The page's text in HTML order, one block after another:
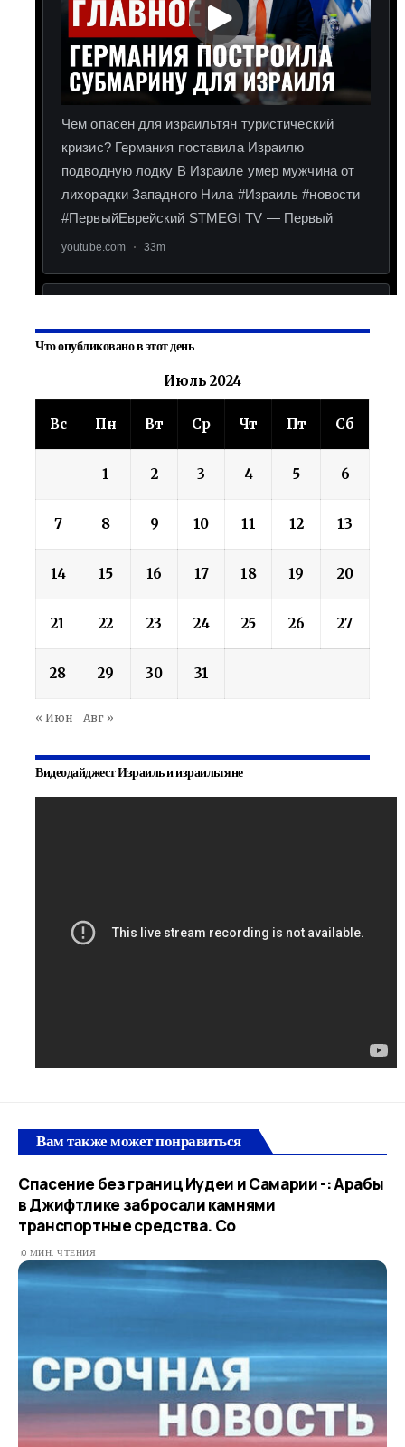
Что опубликовано в этот день
Июль 2024
Вс Пн Вт Ср Чт Пт Сб
1 2 3 4 5 6
7 8 9 10 11 12 13
14 15 16 17 18 19 20
21 22 23 24 25 26 27
28 29 30 31
« Июн Авг »
Видеодайджест Израиль и израильтяне
Вам также может понравиться
Спасение без границ Иудеи и Самарии -: Арабы
в Джифтлике забросали камнями
транспортные средства. Со
0 МИН. ЧТЕНИЯ